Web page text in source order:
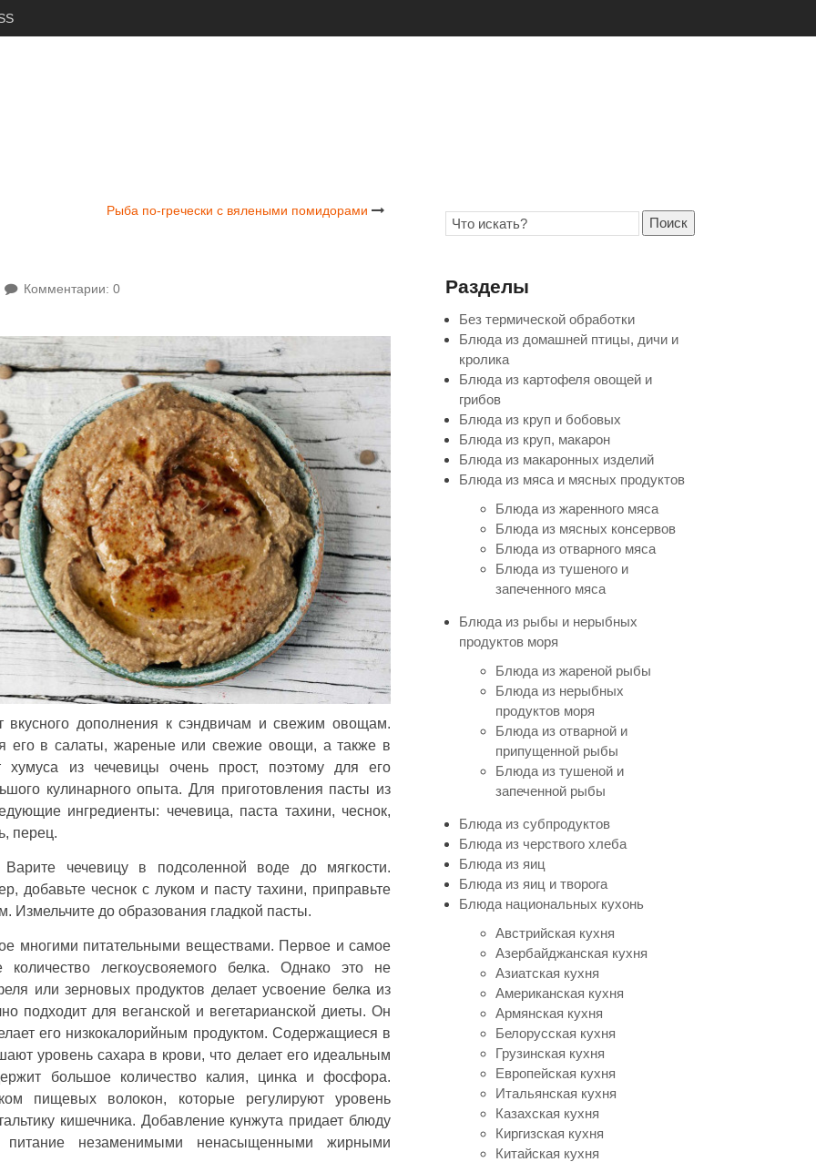
Рыба по-гречески с вялеными помидорами
Комментарии: 0
дополнения к сэндвичам и свежим овощам.
его в салаты, жареные или свежие овощи, а также в
хумуса из чечевицы очень прост, поэтому для его
кулинарного опыта. Для приготовления пасты из
ингредиенты: чечевица, паста тахини, чеснок,
перец.
чечевицу в подсоленной воде до мягкости.
добавьте чеснок с луком и пасту тахини, приправьте
до образования гладкой пасты.
многими питательными веществами. Первое и самое
легкоусвояемого белка. Однако это не
или зерновых продуктов делает усвоение белка из
подходит для веганской и вегетарианской диеты. Он
его низкокалорийным продуктом. Содержащиеся в
уровень сахара в крови, что делает его идеальным
большое количество калия, цинка и фосфора.
пищевых волокон, которые регулируют уровень
кишечника. Добавление кунжута придает блюду
питание незаменимыми ненасыщенными жирными
Поиск
Разделы
Без термической обработки
Блюда из домашней птицы, дичи и
кролика
Блюда из картофеля овощей и
грибов
Блюда из круп и бобовых
Блюда из круп, макарон
Блюда из макаронных изделий
Блюда из мяса и мясных продуктов
Блюда из жаренного мяса
Блюда из мясных консервов
Блюда из отварного мяса
Блюда из тушеного и
запеченного мяса
Блюда из рыбы и нерыбных
продуктов моря
Блюда из жареной рыбы
Блюда из нерыбных
продуктов моря
Блюда из отварной и
припущенной рыбы
Блюда из тушеной и
запеченной рыбы
Блюда из субпродуктов
Блюда из черствого хлеба
Блюда из яиц
Блюда из яиц и творога
Блюда национальных кухонь
Австрийская кухня
Азербайджанская кухня
Азиатская кухня
Американская кухня
Армянская кухня
Белорусская кухня
Грузинская кухня
Европейская кухня
Итальянская кухня
Казахская кухня
Киргизская кухня
Китайская кухня